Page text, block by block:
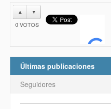
▲ ▼
0VOTOS
Últimas publicaciones
Seguidores